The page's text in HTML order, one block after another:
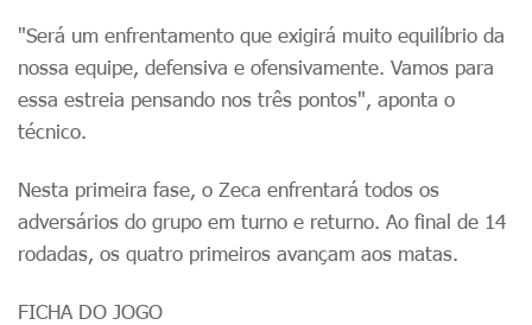
"Será um enfrentamento que exigirá muito equilíbrio da
nossa equipe, defensiva e ofensivamente. Vamos para
essa estreia pensando nos três pontos", aponta o
técnico.
Nesta primeira fase, o Zeca enfrentará todos os
adversários do grupo em turno e returno. Ao final de 14
rodadas, os quatro primeiros avançam aos matas.
FICHA DO JOGO